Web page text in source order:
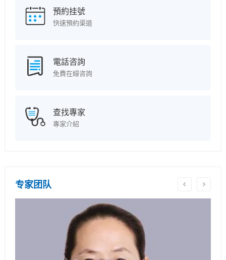
預約挂號
快速預約渠道
電話咨詢
免費在線咨詢
查找專家
專家介紹
专家团队